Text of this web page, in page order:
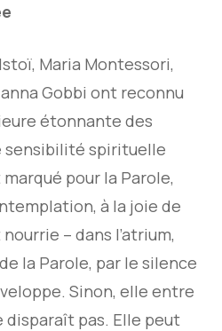
Maria Montessori,
Gobbi ont reconnu
étonnante des
sensibilité spirituelle
pour la Parole,
à la joie de
– dans l’atrium,
la Parole, par le silence
Sinon, elle entre
pas. Elle peut